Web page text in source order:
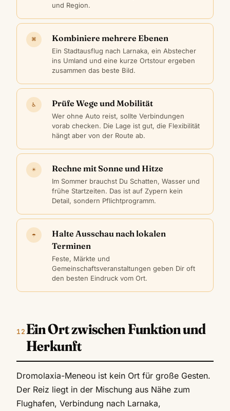
und Region.
⌘ Kombiniere mehrere Ebenen
Ein Stadtausflug nach Larnaka, ein Abstecher
ins Umland und eine kurze Ortstour ergeben
zusammen das beste Bild.
♿ Prüfe Wege und Mobilität
Wer ohne Auto reist, sollte Verbindungen
vorab checken. Die Lage ist gut, die Flexibilität
hängt aber von der Route ab.
☀ Rechne mit Sonne und Hitze
Im Sommer brauchst Du Schatten, Wasser und
frühe Startzeiten. Das ist auf Zypern kein
Detail, sondern Pflichtprogramm.
☂
Halte Ausschau nach lokalen
Terminen
Feste, Märkte und
Gemeinschaftsveranstaltungen geben Dir oft
den besten Eindruck vom Ort.
Ein Ort zwischen Funktion und
Herkunft
Dromolaxia-Meneou ist kein Ort für große Gesten.
Der Reiz liegt in der Mischung aus Nähe zum
Flughafen, Verbindung nach Larnaka,